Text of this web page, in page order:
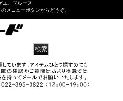
エ、ブルース
メニューボタンからどうぞ。